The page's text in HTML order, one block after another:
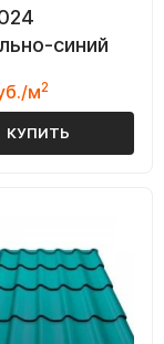
синий
м2
КУПИТЬ